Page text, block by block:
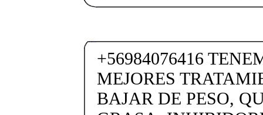
+56984076416
MEJORES
BAJAR DE PESO,